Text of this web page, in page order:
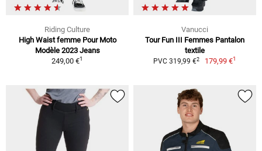
Riding Culture
High Waist femme Pour Moto
Modèle 2023 Jeans
249,00 €1
Vanucci
Tour Fun III Femmes Pantalon
textile
PVC 319,99 €2 179,99 €1